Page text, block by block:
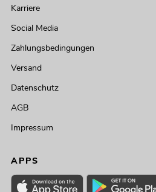
Karriere
Social Media
Zahlungsbedingungen
Versand
Datenschutz
AGB
Impressum
APPS